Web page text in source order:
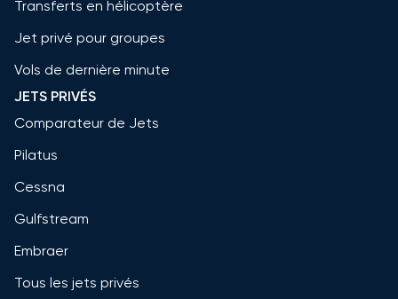
Transferts en hélicoptère
Jet privé pour groupes
Vols de dernière minute
JETS PRIVÉS
Comparateur de Jets
Pilatus
Cessna
Gulfstream
Embraer
Tous les jets privés